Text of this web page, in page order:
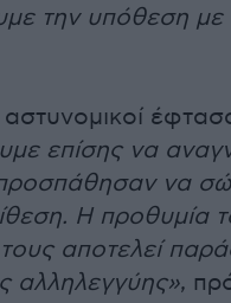
την υπόθεση
επίσης να
να
Η προθυμία
αποτελεί
αλληλεγγύης»,